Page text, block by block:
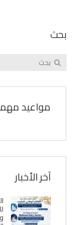
بحث
مواعيد
آخر الأخبار